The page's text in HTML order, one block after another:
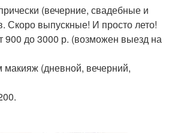
(вечерние, свадебные и
Скоро выпускные! И просто лето!
900 до 3000 р. (возможен выезд на
макияж (дневной, вечерний,